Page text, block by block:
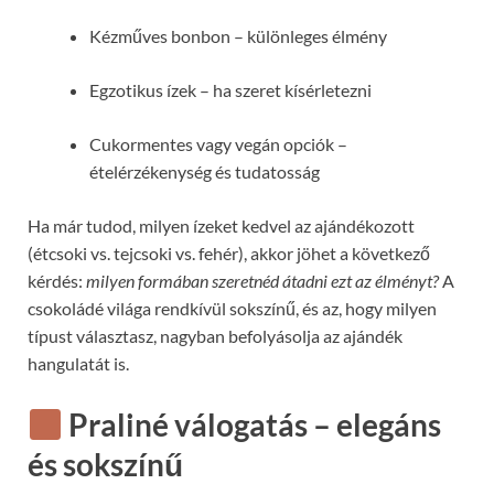
Kézműves bonbon – különleges élmény
Egzotikus ízek – ha szeret kísérletezni
Cukormentes vagy vegán opciók –
ételérzékenység és tudatosság
Ha már tudod, milyen ízeket kedvel az ajándékozott
(étcsoki vs. tejcsoki vs. fehér), akkor jöhet a következő
kérdés: milyen formában szeretnéd átadni ezt az élményt?A
csokoládé világa rendkívül sokszínű, és az, hogy milyen
típust választasz, nagyban befolyásolja az ajándék
hangulatát is.
Praliné válogatás – elegáns
és sokszínű